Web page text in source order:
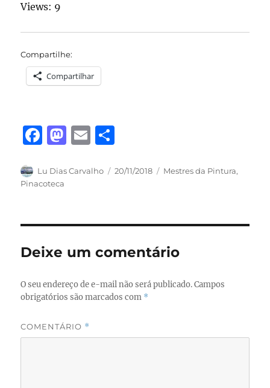
Views: 9
Compartilhe:
Compartilhar
F
c
e
o
o
M
st
o
n
E
ai a
Autor
Lu Dias Carvalho
Publicado
20/11/2018 Categorias
Mestres da Pintura,
Pinacoteca
Deixe um comentário
O seu endereço de e-mail não será publicado. Campos
obrigatórios são marcados com *
COMENTÁRIO *